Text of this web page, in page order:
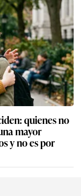
quienes no
mayor
y no es por